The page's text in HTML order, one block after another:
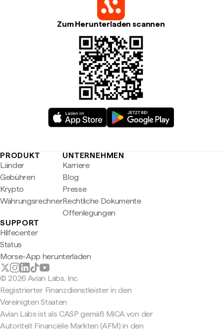
Zum Herunterladen scannen
PRODUKT
Länder
Gebühren
Krypto
Währungsrechner
UNTERNEHMEN
Karriere
Blog
Presse
Rechtliche Dokumente
Offenlegungen
SUPPORT
Hilfecenter
Status
Morse-App herunterladen
© 2026 Avian Labs, Inc
Registrierter Finanzdienstleister in den
Vereinigten Staaten
Avian Labs ist als CASP gemäß MiCA von der
Autoriteit Financiële Markten (AFM) in den